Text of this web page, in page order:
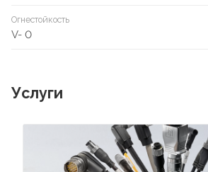
Огнестойкость
V- 0
Услуги